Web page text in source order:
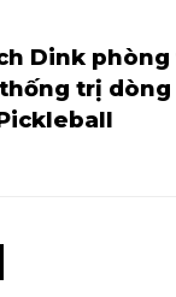
Dink phòng
trị dòng